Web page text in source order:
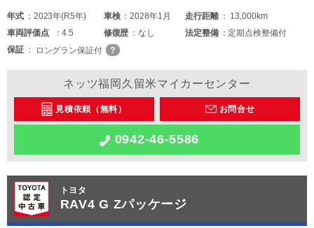
年式 2023年(R5年) 車検 2028年1月 走行距離
13,000km
車両評価点 4.5 修復歴 なし 法定整備
定期点検整備付
保証
ロングラン保証付
ネッツ福岡久留米マイカーセンター
見積依頼（無料） お問合せ
0942-46-5586
トヨタ
RAV4 G Zパッケージ